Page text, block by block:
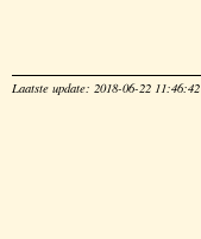
Laatste update: 2018-06-22 11:46:42